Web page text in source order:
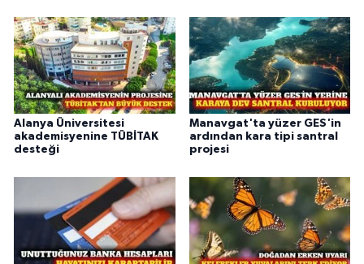
Alanya Üniversitesi
akademisyenine TÜBİTAK
desteği
Manavgat'ta yüzer GES'in
ardından kara tipi santral
projesi